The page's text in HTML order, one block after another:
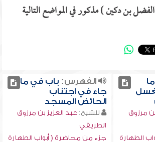
بن دكين ) مذكور في المواضع التالية
مرزوق
الطهارة
الفهرس: باب في ما
جاء في اجتناب
الحائض المسجد
للشيخ: عبد العزيز بن مرزوق
الطريفي
جزء من محاضرة ( أبواب الطهارة